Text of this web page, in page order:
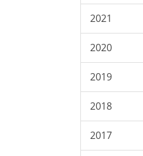
2021
2020
2019
2018
2017